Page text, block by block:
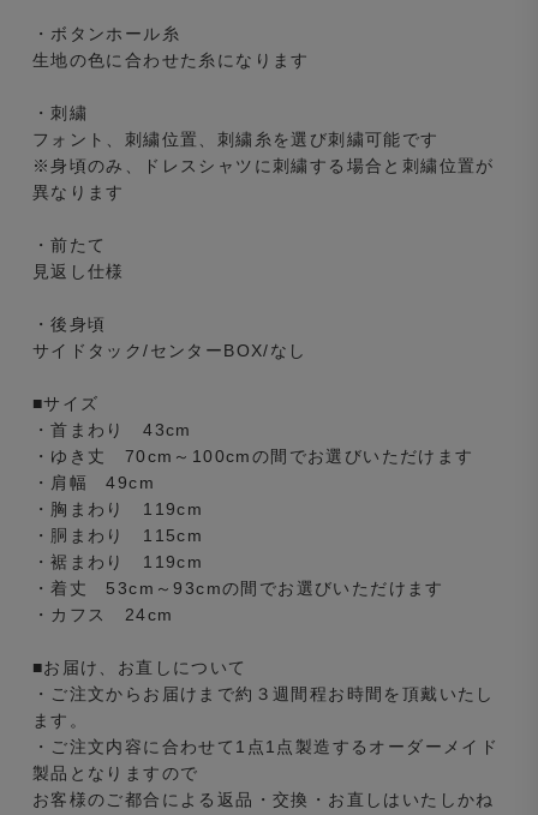
・ボタンホール糸
生地の色に合わせた糸になります
・刺繍
フォント、刺繍位置、刺繍糸を選び刺繍可能です
※身頃のみ、ドレスシャツに刺繍する場合と刺繍位置が
異なります
・前たて
見返し仕様
・後身頃
サイドタック/センターBOX/なし
■サイズ
・首まわり 43cm
・ゆき丈 70cm～100cmの間でお選びいただけます
・肩幅 49cm
・胸まわり 119cm
・胴まわり 115cm
・裾まわり 119cm
・着丈 53cm～93cmの間でお選びいただけます
・カフス 24cm
■お届け、お直しについて
・ご注文からお届けまで約３週間程お時間を頂戴いたし
ます。
・ご注文内容に合わせて1点1点製造するオーダーメイド
製品となりますので
お客様のご都合による返品・交換・お直しはいたしかね